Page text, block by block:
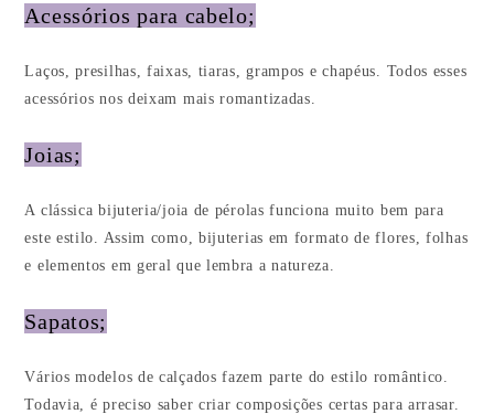
Acessórios para cabelo;
Laços, presilhas, faixas, tiaras, grampos e chapéus. Todos esses
acessórios nos deixam mais romantizadas.
Joias;
A clássica bijuteria/joia de pérolas funciona muito bem para
este estilo. Assim como, bijuterias em formato de flores, folhas
e elementos em geral que lembra a natureza.
Sapatos;
Vários modelos de calçados fazem parte do estilo romântico.
Todavia, é preciso saber criar composições certas para arrasar.